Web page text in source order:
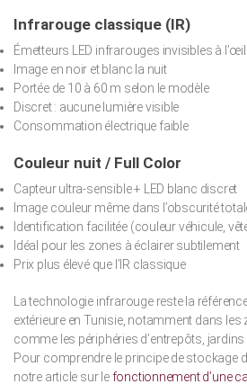
Infrarouge classique (IR)
Émetteurs LED infrarouges invisibles à
Image en noir et blanc la nuit
Portée de 10 à 60 m selon le modèle
Discret : aucune lumière visible
Consommation électrique faible
Couleur nuit / Full Color
Capteur ultra-sensible + LED blanc discret
Image couleur même dans l’obscurité
Identification facilitée (couleur véhicule,
Idéal pour les zones à éclairer subtilement
Prix plus élevé que l’IR classique
La technologie infrarouge reste la
extérieure en Tunisie, notamment dans les
comme les périphéries d’entrepôts,
Pour comprendre le principe de stockage
notre article sur lefonctionnement d’une